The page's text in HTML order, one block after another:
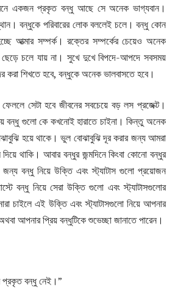
একজন প্রকৃত বন্ধু আছে সে অনেক ভাগ্যবান।
বন্ধুকে পরিবারের লোক বললেই চলে। বন্ধু কোন
আত্মার সম্পর্ক। রক্তের সম্পর্কের চেয়েও অনেক
চলে যায় না। সুখে দুখে বিপদে-আপদে সবসময়
করা শিখতে হবে, বন্ধুকে অনেক ভালবাসতে হবে।
সেটা হবে জীবনের সবচেয়ে বড় লস প্রজেক্ট।
বন্ধু গুলো কে কখনোই হারাতে চাইনা। কিন্তু অনেক
হয়ে থাকে। ভুল বোঝাবুঝি দূর করার জন্য আমরা
থাকি। আবার বন্ধুর জন্মদিনে কিংবা কোনো বন্ধুর
জন্য বন্ধু নিয়ে উক্তি এবং স্ট্যাটাস গুলো প্রয়োজন
বন্ধু নিয়ে সেরা উক্তি গুলো এবং স্ট্যাটাসগুলোর
চাইলে এই উক্তি এবং স্ট্যাটাসগুলো নিয়ে আপনার
আপনার প্রিয় বন্ধুটিকে শুভেচ্ছা জানাতে পারেন।
প্রকৃত বন্ধু নেই।”